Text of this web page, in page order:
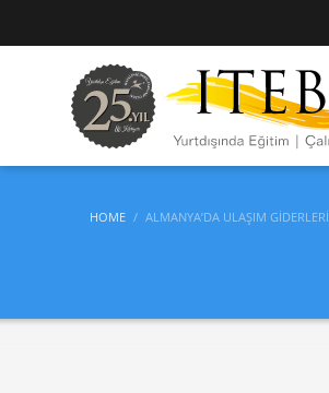
HOME ALMANYA’DA ULAŞIM GIDERLERI